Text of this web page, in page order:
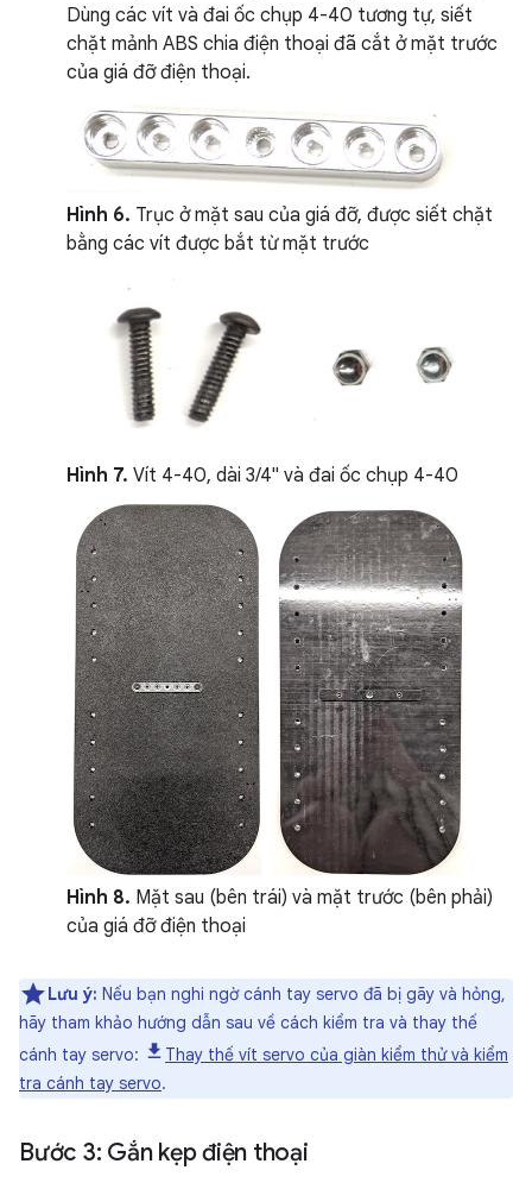
Dùng các vít và đai ốc chụp 4-40 tương tự, siết
chặt mảnh ABS chia điện thoại đã cắt ở mặt trước
của giá đỡ điện thoại.
Hình 6. Trục ở mặt sau của giá đỡ, được siết chặt
bằng các vít được bắt từ mặt trước
Hình 7. Vít 4-40, dài 3/4" và đai ốc chụp 4-40
Hình 8. Mặt sau (bên trái) và mặt trước (bên phải)
của giá đỡ điện thoại
Lưu ý: Nếu bạn nghi ngờ cánh tay servo đã bị gãy và hỏng,
hãy tham khảo hướng dẫn sau về cách kiểm tra và thay thế
cánh tay servo:
Thay thế vít servo của giàn kiểm thử và kiểm
tra cánh tay servo.
Bước 3: Gắn kẹp điện thoại